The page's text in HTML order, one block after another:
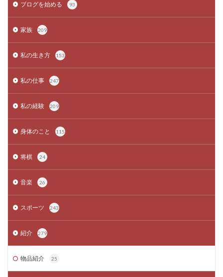
ブログを始める 93
家族 209
私の生き方 153
私の仕事 247
私の経験 209
身体のこと 115
将棋 24
音楽 26
スポーツ 243
紹介 279
物品紹介 25